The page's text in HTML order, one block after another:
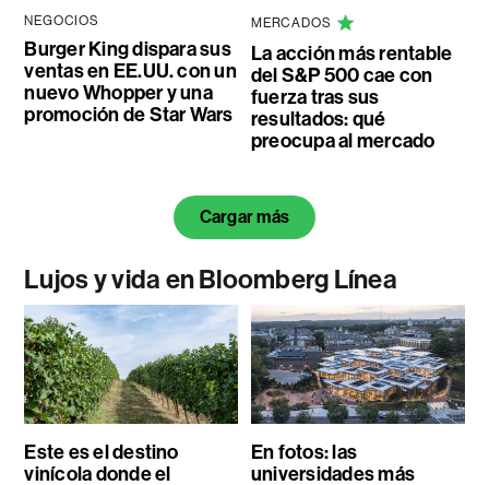
NEGOCIOS
Burger King dispara sus
ventas en EE.UU. con un
nuevo Whopper y una
promoción de Star Wars
MERCADOS
La acción más rentable
del S&P 500 cae con
fuerza tras sus
resultados: qué
preocupa al mercado
Cargar más
Lujos y vida en Bloomberg Línea
Este es el destino
vinícola donde el
En fotos: las
universidades más